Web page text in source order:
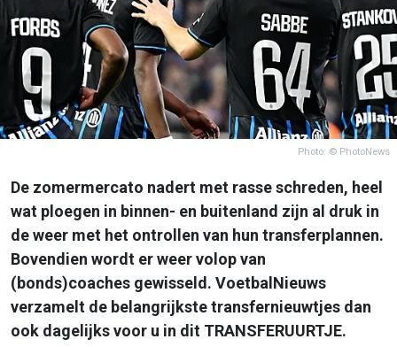
Photo: © PhotoNews
De zomermercato nadert met rasse schreden, heel
wat ploegen in binnen- en buitenland zijn al druk in
de weer met het ontrollen van hun transferplannen.
Bovendien wordt er weer volop van
(bonds)coaches gewisseld. VoetbalNieuws
verzamelt de belangrijkste transfernieuwtjes dan
ook dagelijks voor u in dit TRANSFERUURTJE.